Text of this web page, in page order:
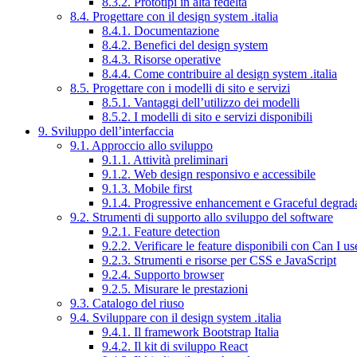
8.4. Progettare con il design system .italia
8.4.1. Documentazione
8.4.2. Benefici del design system
8.4.3. Risorse operative
8.4.4. Come contribuire al design system .italia
8.5. Progettare con i modelli di sito e servizi
8.5.1. Vantaggi dell’utilizzo dei modelli
8.5.2. I modelli di sito e servizi disponibili
9. Sviluppo dell’interfaccia
9.1. Approccio allo sviluppo
9.1.1. Attività preliminari
9.1.2. Web design responsivo e accessibile
9.1.3. Mobile first
9.1.4. Progressive enhancement e Graceful
9.2. Strumenti di supporto allo sviluppo del software
9.2.1. Feature detection
9.2.2. Verificare le feature disponibili con Can I
9.2.3. Strumenti e risorse per CSS e JavaScript
9.2.4. Supporto browser
9.2.5. Misurare le prestazioni
9.3. Catalogo del riuso
9.4. Sviluppare con il design system .italia
9.4.1. Il framework Bootstrap Italia
9.4.2. Il kit di sviluppo React